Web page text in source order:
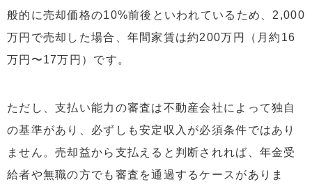
般的に売却価格の10%前後といわれているため、2,000
万円で売却した場合、年間家賃は約200万円（月約16
万円〜17万円）です。
ただし、支払い能力の審査は不動産会社によって独自
の基準があり、必ずしも安定収入が必須条件ではあり
ません。売却益から支払えると判断されれば、年金受
給者や無職の方でも審査を通過するケースがありま